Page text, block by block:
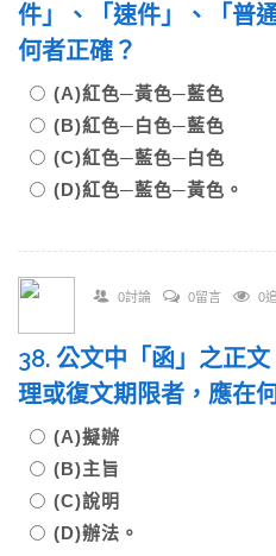
件」、「速件」、「普
何者正確？
(A)紅色─黃色─藍色
(B)紅色─白色─藍色
(C)紅色─藍色─白色
(D)紅色─藍色─黃色。
0討論 0留言 0
38. 公文中「函」之正
理或復文期限者，應在
(A)擬辦
(B)主旨
(C)說明
(D)辦法。